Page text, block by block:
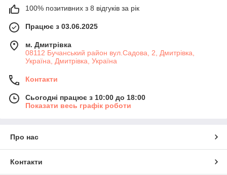
100% позитивних з 8 відгуків за рік
Працює з 03.06.2025
м. Дмитрiвка
08112 Бучанський район вул.Садова, 2, Дмитрівка,
Україна, Дмитрiвка, Україна
Контакти
Сьогодні працює з 10:00 до 18:00
Показати весь графік роботи
Про нас
Контакти